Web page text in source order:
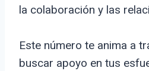
la colaboración y las
Este número te anima a
buscar apoyo en tus